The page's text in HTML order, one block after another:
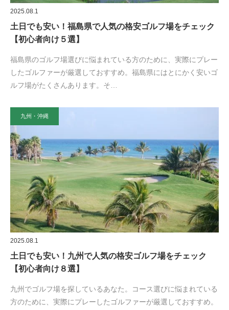
2025.08.1
土日でも安い！福島県で人気の格安ゴルフ場をチェック
【初心者向け５選】
福島県のゴルフ場選びに悩まれている方のために、実際にプレー
したゴルファーが厳選しておすすめ。福島県にはとにかく安いゴ
ルフ場がたくさんあります。そ…
九州・沖縄
2025.08.1
土日でも安い！九州で人気の格安ゴルフ場をチェック
【初心者向け８選】
九州でゴルフ場を探しているあなた。コース選びに悩まれている
方のために、実際にプレーしたゴルファーが厳選しておすすめ。